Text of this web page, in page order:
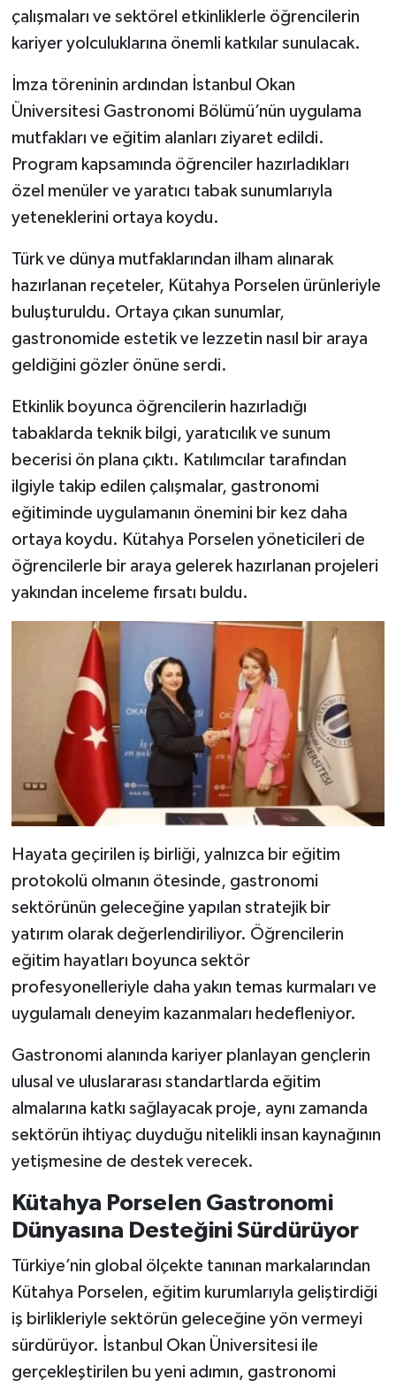
çalışmaları ve sektörel etkinliklerle öğrencilerin
kariyer yolculuklarına önemli katkılar sunulacak.
İmza töreninin ardından İstanbul Okan
Üniversitesi Gastronomi Bölümü’nün uygulama
mutfakları ve eğitim alanları ziyaret edildi.
Program kapsamında öğrenciler hazırladıkları
özel menüler ve yaratıcı tabak sunumlarıyla
yeteneklerini ortaya koydu.
Türk ve dünya mutfaklarından ilham alınarak
hazırlanan reçeteler, Kütahya Porselen ürünleriyle
buluşturuldu. Ortaya çıkan sunumlar,
gastronomide estetik ve lezzetin nasıl bir araya
geldiğini gözler önüne serdi.
Etkinlik boyunca öğrencilerin hazırladığı
tabaklarda teknik bilgi, yaratıcılık ve sunum
becerisi ön plana çıktı. Katılımcılar tarafından
ilgiyle takip edilen çalışmalar, gastronomi
eğitiminde uygulamanın önemini bir kez daha
ortaya koydu. Kütahya Porselen yöneticileri de
öğrencilerle bir araya gelerek hazırlanan projeleri
yakından inceleme fırsatı buldu.
Hayata geçirilen iş birliği, yalnızca bir eğitim
protokolü olmanın ötesinde, gastronomi
sektörünün geleceğine yapılan stratejik bir
yatırım olarak değerlendiriliyor. Öğrencilerin
eğitim hayatları boyunca sektör
profesyonelleriyle daha yakın temas kurmaları ve
uygulamalı deneyim kazanmaları hedefleniyor.
Gastronomi alanında kariyer planlayan gençlerin
ulusal ve uluslararası standartlarda eğitim
almalarına katkı sağlayacak proje, aynı zamanda
sektörün ihtiyaç duyduğu nitelikli insan kaynağının
yetişmesine de destek verecek.
Kütahya Porselen Gastronomi
Dünyasına Desteğini Sürdürüyor
Türkiye’nin global ölçekte tanınan markalarından
Kütahya Porselen, eğitim kurumlarıyla geliştirdiği
iş birlikleriyle sektörün geleceğine yön vermeyi
sürdürüyor. İstanbul Okan Üniversitesi ile
gerçekleştirilen bu yeni adımın, gastronomi